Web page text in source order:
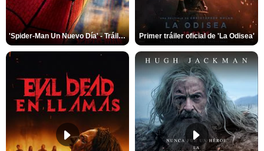
'Spider-Man Un Nuevo Día' - Tráiler oficial subtitulado Primer tráiler oficial de 'La Odisea'